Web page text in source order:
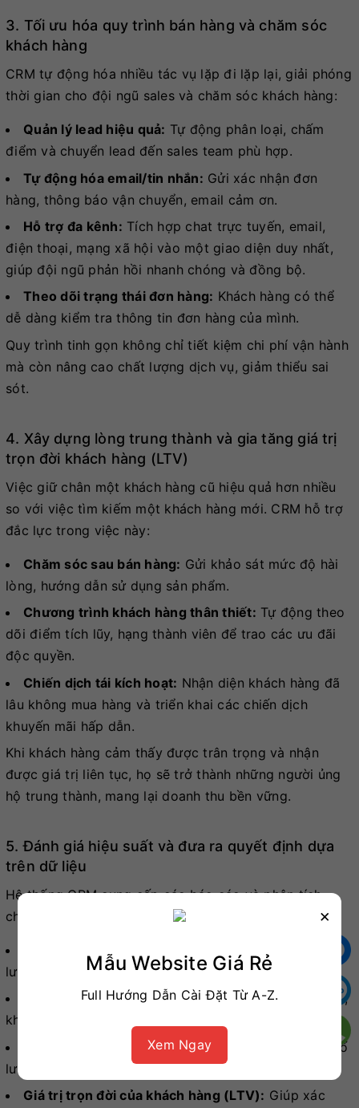
3. Tối ưu hóa quy trình bán hàng và chăm sóc
khách hàng
CRM tự động hóa nhiều tác vụ lặp đi lặp lại, giải phóng
thời gian cho đội ngũ sales và chăm sóc khách hàng:
Quản lý lead hiệu quả: Tự động phân loại, chấm
điểm và chuyển lead đến sales team phù hợp.
Tự động hóa email/tin nhắn: Gửi xác nhận đơn
hàng, thông báo vận chuyển, email cảm ơn.
Hỗ trợ đa kênh: Tích hợp chat trực tuyến, email,
điện thoại, mạng xã hội vào một giao diện duy nhất,
giúp đội ngũ phản hồi nhanh chóng và đồng bộ.
Theo dõi trạng thái đơn hàng: Khách hàng có thể
dễ dàng kiểm tra thông tin đơn hàng của mình.
Quy trình tinh gọn không chỉ tiết kiệm chi phí vận hành
mà còn nâng cao chất lượng dịch vụ, giảm thiểu sai
sót.
4. Xây dựng lòng trung thành và gia tăng giá trị
trọn đời khách hàng (LTV)
Việc giữ chân một khách hàng cũ hiệu quả hơn nhiều
so với việc tìm kiếm một khách hàng mới. CRM hỗ trợ
đắc lực trong việc này:
Chăm sóc sau bán hàng: Gửi khảo sát mức độ hài
lòng, hướng dẫn sử dụng sản phẩm.
Chương trình khách hàng thân thiết: Tự động theo
dõi điểm tích lũy, hạng thành viên để trao các ưu đãi
độc quyền.
Chiến dịch tái kích hoạt: Nhận diện khách hàng đã
lâu không mua hàng và triển khai các chiến dịch
khuyến mãi hấp dẫn.
Khi khách hàng cảm thấy được trân trọng và nhận
được giá trị liên tục, họ sẽ trở thành những người ủng
hộ trung thành, mang lại doanh thu bền vững.
5. Đánh giá hiệu suất và đưa ra quyết định dựa
trên dữ liệu
Hệ thống CRM cung cấp các báo cáo và phân tích
chuyên sâu về:
Hiệu suất marketing:
Kênh nào mang lại lead chất
lượng nhất, ROI của chiến dịch.
Hiệu suất bán hàng: Doanh số theo từng sản phẩm,
khu vực, hiệu suất của từng nhân viên sales.
Mức độ hài lòng của khách hàng:
Tỷ lệ phản hồi, số
lượng khiếu nại, thời gian giải quyết.
Giá trị trọn đời của khách hàng (LTV): Giúp xác
×
Mẫu Website Giá Rẻ
Full Hướng Dẫn Cài Đặt Từ A-Z.
Xem Ngay